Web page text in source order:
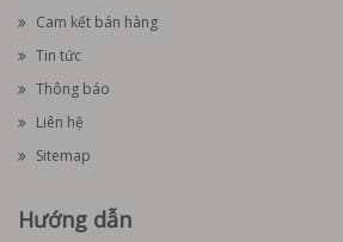
Cam kết bán hàng
Tin tức
Thông báo
Liên hệ
Sitemap
Hướng dẫn